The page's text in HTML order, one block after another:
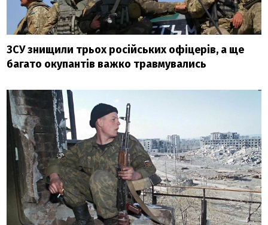
ЗСУ знищили трьох російських офіцерів, а ще
багато окупантів важко травмувались